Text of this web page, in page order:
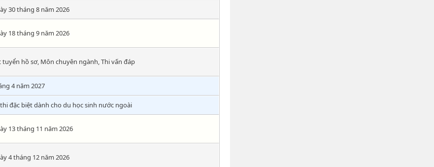
30 tháng 8 năm 2026
18 tháng 9 năm 2026
tuyển hồ sơ, Môn chuyên ngành, Thi vấn đáp
4 năm 2027
đặc biệt dành cho du học sinh nước ngoài
13 tháng 11 năm 2026
4 tháng 12 năm 2026